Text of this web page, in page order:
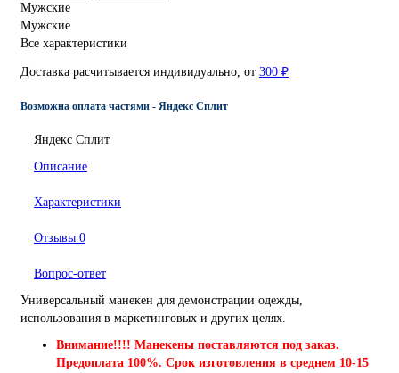
Мужские
Мужские
Все характеристики
Доставка расчитывается индивидуально, от 300 ₽
Возможна оплата частями - Яндекс Сплит
Яндекс Сплит
Описание
Характеристики
Отзывы 0
Вопрос-ответ
Универсальный манекен для демонстрации одежды,
использования в маркетинговых и других целях.
Внимание!!!! Манекены поставляются под заказ.
Предоплата 100%. Срок изготовления в среднем 10-15